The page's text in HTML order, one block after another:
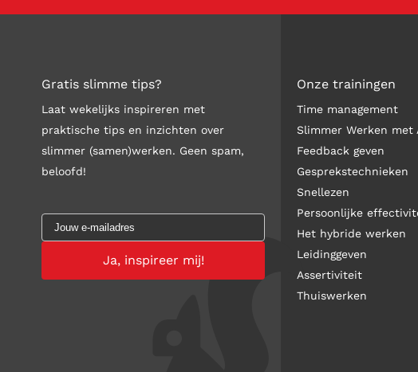
Gratis slimme tips?
Laat wekelijks inspireren met
praktische tips en inzichten over
slimmer (samen)werken. Geen spam,
beloofd!
Onze trainingen
Time management
Slimmer Werken met
Feedback geven
Gesprekstechnieken
Snellezen
Persoonlijke
Het hybride werken
Leidinggeven
Assertiviteit
Thuiswerken